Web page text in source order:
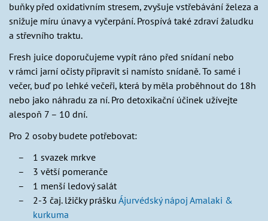
buňky před oxidativním stresem, zvyšuje vstřebávání železa a
snižuje míru únavy a vyčerpání. Prospívá také zdraví žaludku
a střevního traktu.
Fresh juice doporučujeme vypít ráno před snídaní nebo
v rámci jarní očisty připravit si namísto snídaně. To samé i
večer, buď po lehké večeři, která by měla proběhnout do 18h
nebo jako náhradu za ní. Pro detoxikační účinek užívejte
alespoň 7 – 10 dní.
Pro 2 osoby budete potřebovat:
1 svazek mrkve
3 větší pomeranče
1 menší ledový salát
2-3 čaj. lžičky prášku Ájurvédský nápoj Amalaki &
kurkuma